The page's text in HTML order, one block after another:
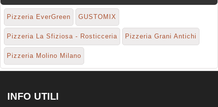
Pizzeria EverGreen GUSTOMIX
Pizzeria La Sfiziosa - Rosticceria Pizzeria Grani Antichi
Pizzeria Molino Milano
INFO UTILI